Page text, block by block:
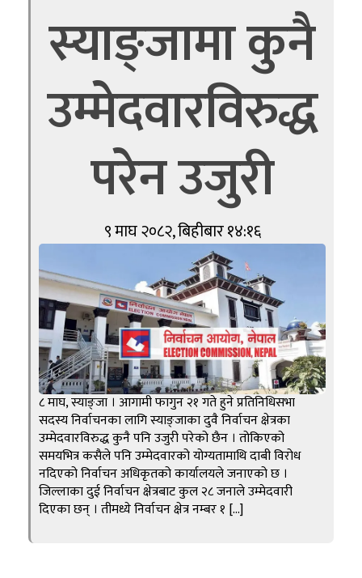
स्याङ्जामा कुनै
उम्मेदवारविरुद्ध
परेन उजुरी
९ माघ २०८२, बिहीबार १४:१६
८ माघ, स्याङ्जा । आगामी फागुन २१ गते हुने प्रतिनिधिसभा
सदस्य निर्वाचनका लागि स्याङ्जाका दुवै निर्वाचन क्षेत्रका
उम्मेदवारविरुद्ध कुनै पनि उजुरी परेको छैन । तोकिएको
समयभित्र कसैले पनि उम्मेदवारको योग्यतामाथि दाबी विरोध
नदिएको निर्वाचन अधिकृतको कार्यालयले जनाएको छ ।
जिल्लाका दुई निर्वाचन क्षेत्रबाट कुल २८ जनाले उम्मेदवारी
दिएका छन् । तीमध्ये निर्वाचन क्षेत्र नम्बर १ […]